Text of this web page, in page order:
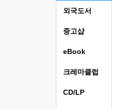
외국도서
중고샵
eBook
크레마클럽
CD/LP